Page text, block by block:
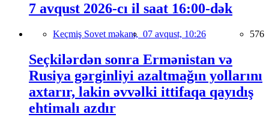
7 avqust 2026-cı il saat 16:00-dək
Keçmiş Sovet məkanı, 07 avqust, 10:26 576
Seçkilərdən sonra Ermənistan və
Rusiya gərginliyi azaltmağın yollarını
axtarır, lakin əvvəlki ittifaqa qayıdış
ehtimalı azdır